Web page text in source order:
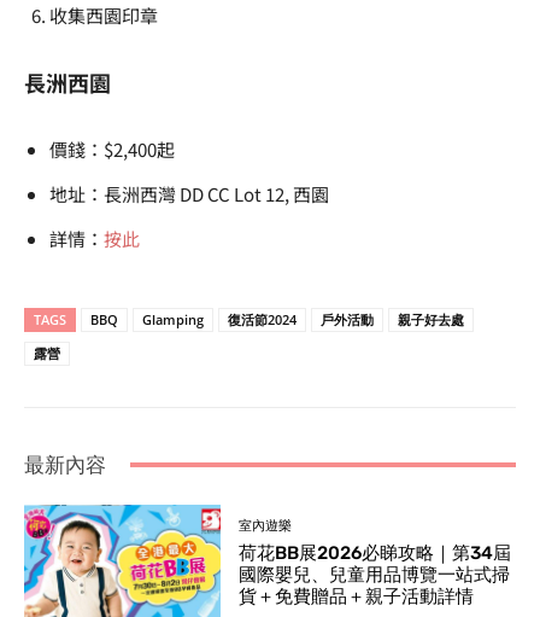
收集西園印章
長洲西園
價錢：$2,400起
地址：長洲西灣 DD CC Lot 12, 西園
詳情： 按此
TAGS BBQ Glamping 復活節2024 戶外活動
親子好去處
露營
最新內容
室內遊樂
荷花BB展2026必睇攻略｜第34屆
國際嬰兒、兒童用品博覽一站式掃
貨＋免費贈品＋親子活動詳情